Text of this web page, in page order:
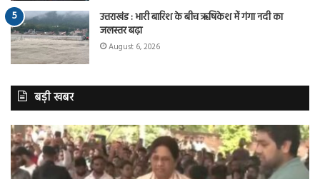
उत्तराखंड : भारी बारिश के बीच ऋषिकेश में गंगा नदी का
जलस्तर बढ़ा
August 6, 2026
बड़ी खबर